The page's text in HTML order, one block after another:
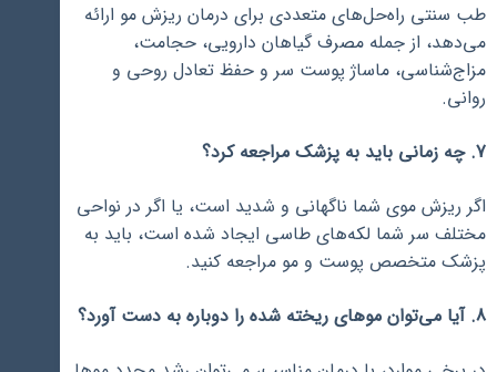
طب سنتی راه‌حل‌های متعددی برای درمان ریزش مو ارائه
می‌دهد، از جمله مصرف گیاهان دارویی، حجامت،
مزاج‌شناسی، ماساژ پوست سر و حفظ تعادل روحی و
روانی.
7. چه زمانی باید به پزشک مراجعه کرد؟
اگر ریزش موی شما ناگهانی و شدید است، یا اگر در نواحی
مختلف سر شما لکه‌های طاسی ایجاد شده است، باید به
پزشک متخصص پوست و مو مراجعه کنید.
8. آیا می‌توان موهای ریخته شده را دوباره به دست آورد؟